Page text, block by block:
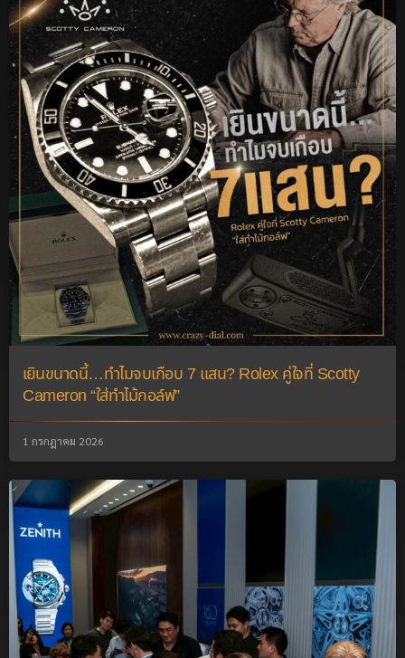
เยินขนาดนี้…ทำไมจบเกือบ 7 แสน? Rolex คู่ใจที่ Scotty
Cameron “ใส่ทำไม้กอล์ฟ”
1 กรกฎาคม 2026